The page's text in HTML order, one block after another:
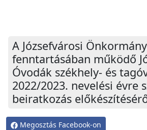
A Józsefvárosi
fenntartásában működő
Óvodák székhely- és
2022/2023. nevelési évre
beiratkozás
Megosztás Facebook-on